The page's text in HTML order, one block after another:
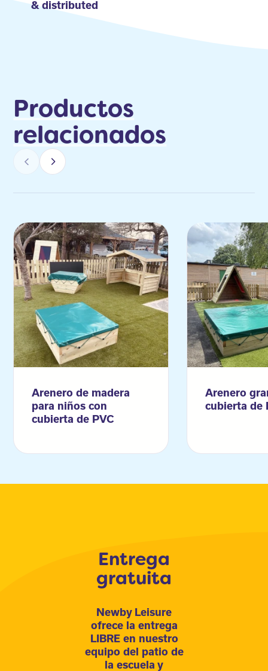
& distributed
Productos
relacionados
Arenero de madera
para niños con
cubierta de PVC
Arenero
cubierta de
Entrega
gratuita
Newby Leisure
ofrece la entrega
LIBRE en nuestro
equipo del patio de
la escuela y